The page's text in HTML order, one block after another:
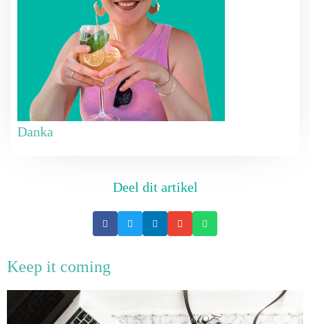
Danka
Deel dit artikel
Keep it coming